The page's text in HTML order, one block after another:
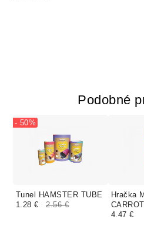
Podobné
Tunel HAMSTER TUBE
- 50%
1.28 € 2.56 €
Hračka
4.47 €